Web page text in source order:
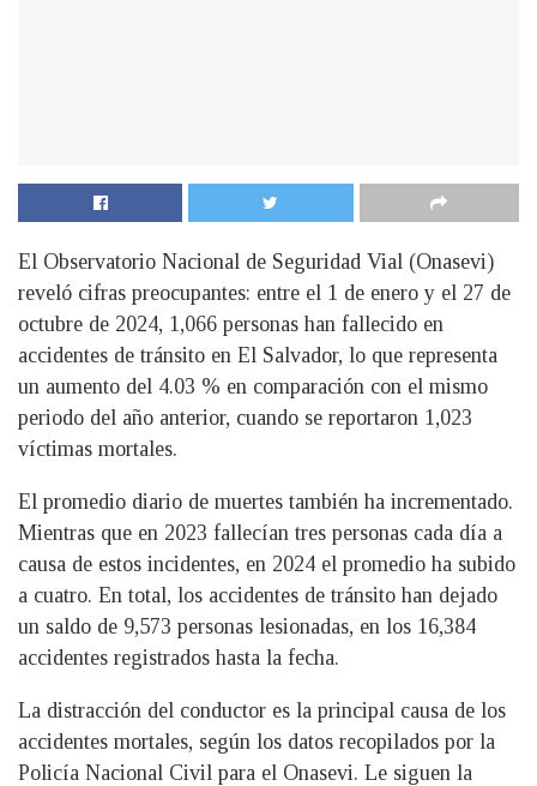
El Observatorio Nacional de Seguridad Vial (Onasevi)
reveló cifras preocupantes: entre el 1 de enero y el 27 de
octubre de 2024, 1,066 personas han fallecido en
accidentes de tránsito en El Salvador, lo que representa
un aumento del 4.03 % en comparación con el mismo
periodo del año anterior, cuando se reportaron 1,023
víctimas mortales.
El promedio diario de muertes también ha incrementado.
Mientras que en 2023 fallecían tres personas cada día a
causa de estos incidentes, en 2024 el promedio ha subido
a cuatro. En total, los accidentes de tránsito han dejado
un saldo de 9,573 personas lesionadas, en los 16,384
accidentes registrados hasta la fecha.
La distracción del conductor es la principal causa de los
accidentes mortales, según los datos recopilados por la
Policía Nacional Civil para el Onasevi. Le siguen la